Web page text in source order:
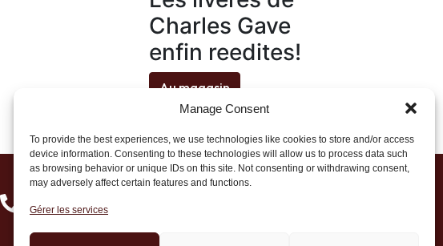
Manage Consent
To provide the best experiences, we use technologies like cookies to store and/or access
device information. Consenting to these technologies will allow us to process data such
as browsing behavior or unique IDs on this site. Not consenting or withdrawing consent,
may adversely affect certain features and functions.
Gérer les services
Charles Gave
enfin reedites!
Au magasin
+33 (0)1 71 20 45 39